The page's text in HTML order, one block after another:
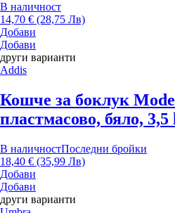
В наличност
14,70 € (28,75 Лв)
Добави
Добави
други варианти
Addis
Кошче за боклук Mode
пластмасово, бяло, 3,5 l
В наличностПоследни бройки
18,40 € (35,99 Лв)
Добави
Добави
други варианти